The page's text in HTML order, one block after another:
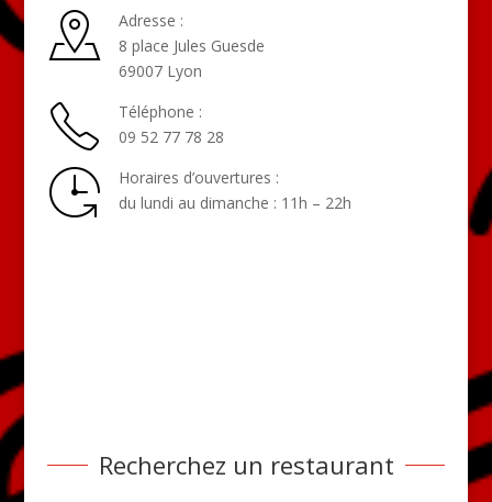
Adresse :
8 place Jules Guesde
69007 Lyon
Téléphone :
09 52 77 78 28
Horaires d’ouvertures :
du lundi au dimanche : 11h – 22h
Recherchez un restaurant